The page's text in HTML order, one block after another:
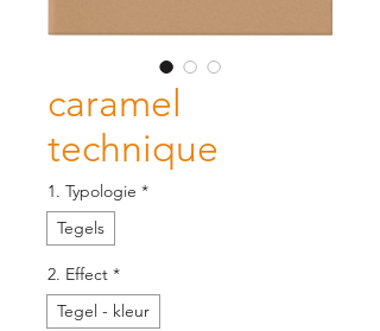
caramel
technique
1. Typologie *
Tegels
2. Effect *
Tegel - kleur